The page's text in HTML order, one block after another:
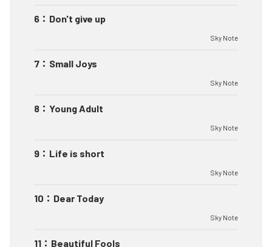
6 ： Don't give up
Sky Note
7 ： Small Joys
Sky Note
8 ： Young Adult
Sky Note
9 ： Life is short
Sky Note
10 ： Dear Today
Sky Note
11 ： Beautiful Fools